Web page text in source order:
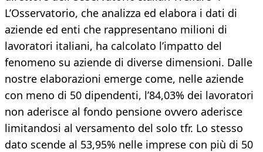
L’Osservatorio, che analizza ed elabora i dati di
aziende ed enti che rappresentano milioni di
lavoratori italiani, ha calcolato l’impatto del
fenomeno su aziende di diverse dimensioni. Dalle
nostre elaborazioni emerge come, nelle aziende
con meno di 50 dipendenti, l’84,03% dei lavoratori
non aderisce al fondo pensione ovvero aderisce
limitandosi al versamento del solo tfr. Lo stesso
dato scende al 53,95% nelle imprese con più di 50